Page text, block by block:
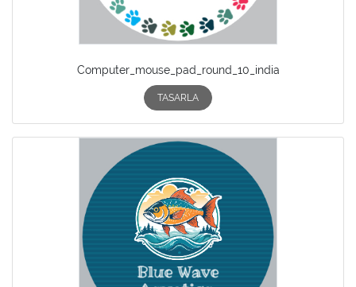
Computer_mouse_pad_round_10_india
TASARLA